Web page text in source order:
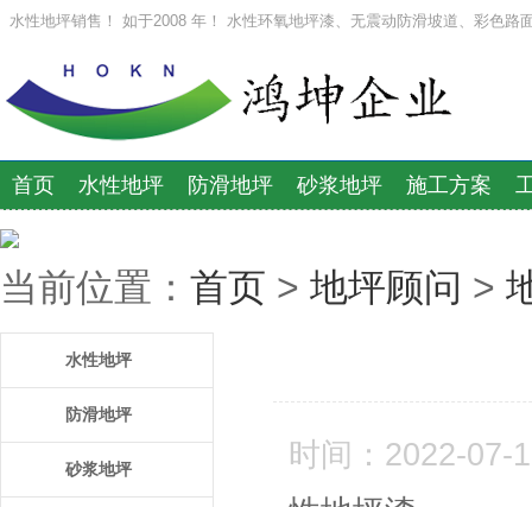
水性地坪销售！ 如于2008 年！ 水性环氧地坪漆、无震动防滑坡道、彩色路
首页 水性地坪 防滑地坪 砂浆地坪 施工方案
当前位置： 首页 > 地坪顾问 >
水性地坪
防滑地坪
砂浆地坪
时间：2022-07-